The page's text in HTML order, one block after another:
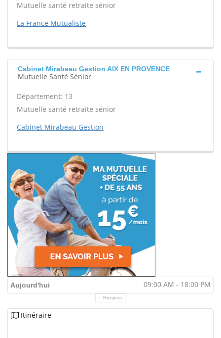
Mutuelle santé retraite sénior
La France Mutualiste
Cabinet Mirabeau Gestion AIX EN PROVENCE
Mutuelle Santé Sénior
Département: 13
Mutuelle santé retraite sénior
Cabinet Mirabeau Gestion
Aujourd'hui 09:00 AM - 18:00 PM
Horaires
Itinéraire